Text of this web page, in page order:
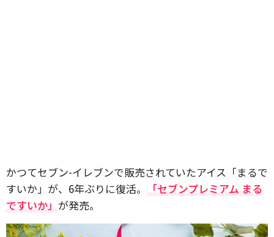
かつてセブン-イレブンで販売されていたアイス「まるで
すいか」が、6年ぶりに復活。
「セブンプレミアム まる
ですいか」 が発売。